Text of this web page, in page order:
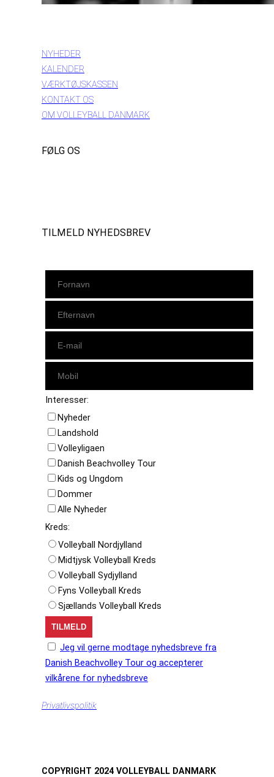
NYHEDER
KALENDER
VÆRKTØJSKASSEN
KONTAKT OS
OM VOLLEYBALL DANMARK
FØLG OS
TILMELD NYHEDSBREV
Interesser:
Nyheder
Landshold
Volleyligaen
Danish Beachvolley Tour
Kids og Ungdom
Dommer
Alle Nyheder
Kreds:
Volleyball Nordjylland
Midtjysk Volleyball Kreds
Volleyball Sydjylland
Fyns Volleyball Kreds
Sjællands Volleyball Kreds
Jeg vil gerne modtage nyhedsbreve fra
Danish Beachvolley Tour og accepterer
vilkårene for nyhedsbreve
Privatlivspolitik
COPYRIGHT 2024 VOLLEYBALL DANMARK